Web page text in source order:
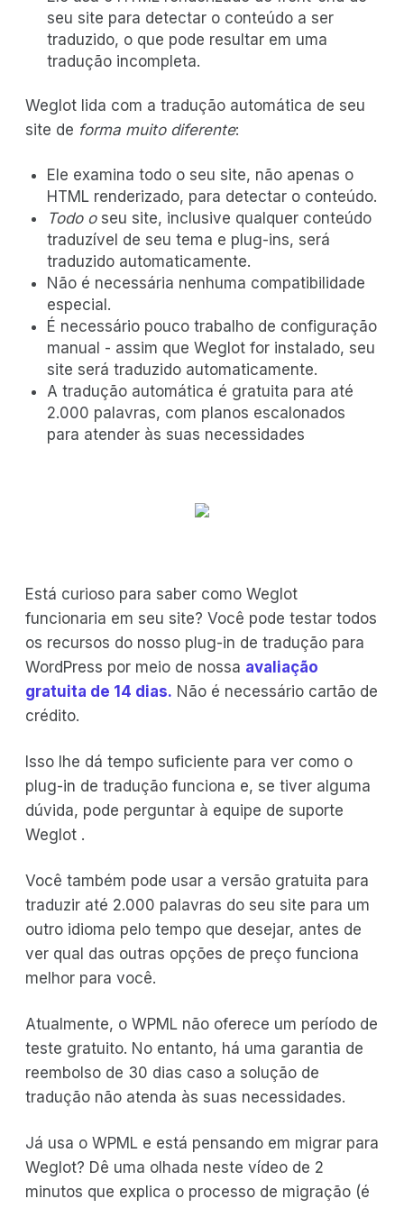
seu site para detectar o conteúdo a ser
traduzido, o que pode resultar em uma
tradução incompleta.
Weglot lida com a tradução automática de seu
site de forma muito diferente:
Ele examina todo o seu site, não apenas o
HTML renderizado, para detectar o conteúdo.
Todo oseu site, inclusive qualquer conteúdo
traduzível de seu tema e plug-ins, será
traduzido automaticamente.
Não é necessária nenhuma compatibilidade
especial.
É necessário pouco trabalho de configuração
manual - assim que Weglot for instalado, seu
site será traduzido automaticamente.
A tradução automática é gratuita para até
2.000 palavras, com planos escalonados
para atender às suas necessidades
Está curioso para saber como Weglot
funcionaria em seu site? Você pode testar todos
os recursos do nosso plug-in de tradução para
WordPress por meio de nossa avaliação
gratuita de 14 dias. Não é necessário cartão de
crédito.
Isso lhe dá tempo suficiente para ver como o
plug-in de tradução funciona e, se tiver alguma
dúvida, pode perguntar à equipe de suporte
Weglot .
Você também pode usar a versão gratuita para
traduzir até 2.000 palavras do seu site para um
outro idioma pelo tempo que desejar, antes de
ver qual das outras opções de preço funciona
melhor para você.
Atualmente, o WPML não oferece um período de
teste gratuito. No entanto, há uma garantia de
reembolso de 30 dias caso a solução de
tradução não atenda às suas necessidades.
Já usa o WPML e está pensando em migrar para
Weglot? Dê uma olhada neste vídeo de 2
minutos que explica o processo de migração (é